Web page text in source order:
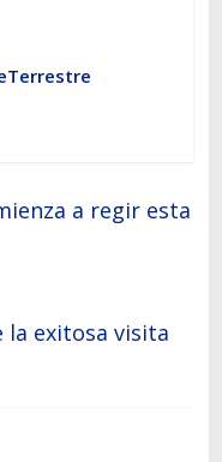
a regir esta
la exitosa visita